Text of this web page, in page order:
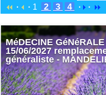
·
· 1 2 3 4 · ·
MéDECINE
15/06/2027
généraliste -